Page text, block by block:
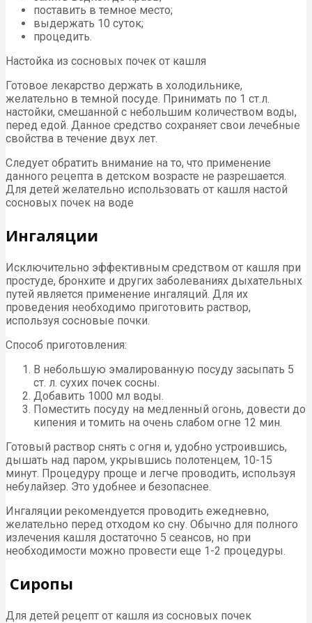
поставить в темное место;
выдержать 10 суток;
процедить.
Настойка из сосновых почек от кашля
Готовое лекарство держать в холодильнике,
желательно в темной посуде. Принимать по 1 ст.л.
настойки, смешанной с небольшим количеством воды,
перед едой. Данное средство сохраняет свои лечебные
свойства в течение двух лет.
Следует обратить внимание на то, что применение
данного рецепта в детском возрасте не разрешается.
Для детей желательно использовать от кашля настой
сосновых почек на воде
Ингаляции
Исключительно эффективным средством от кашля при
простуде, бронхите и других заболеваниях дыхательных
путей является применение ингаляций. Для их
проведения необходимо приготовить раствор,
используя сосновые почки.
Способ приготовления:
В небольшую эмалированную посуду засыпать 5
ст. л. сухих почек сосны.
Добавить 1000 мл воды.
Поместить посуду на медленный огонь, довести до
кипения и томить на очень слабом огне 12 мин.
Готовый раствор снять с огня и, удобно устроившись,
дышать над паром, укрывшись полотенцем, 10-15
минут. Процедуру проще и легче проводить, используя
небулайзер. Это удобнее и безопаснее.
Ингаляции рекомендуется проводить ежедневно,
желательно перед отходом ко сну. Обычно для полного
излечения кашля достаточно 5 сеансов, но при
необходимости можно провести еще 1-2 процедуры.
Сиропы
Для детей рецепт от кашля из сосновых почек